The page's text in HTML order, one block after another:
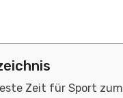
Zeit für Sport zum